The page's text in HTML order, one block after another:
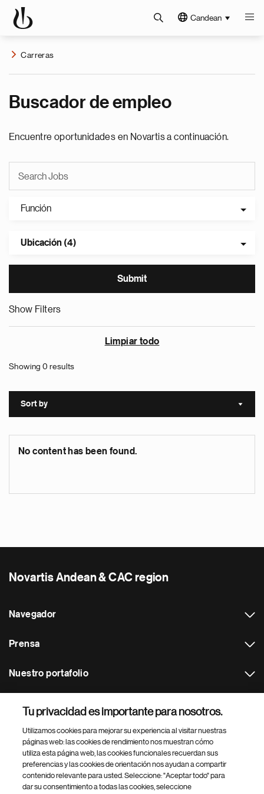
Candean
Carreras
Buscador de empleo
Encuentre oportunidades en Novartis a continuación.
Función
Ubicación (4)
Show Filters
Limpiar todo
Showing 0 results
Sort by Sort
No content has been found.
Novartis Andean & CAC region
Navegador
Prensa
Nuestro portafolio
Footer Site Search
Tu privacidad es importante para nosotros.
Utilizamos cookies para mejorar su experiencia al visitar nuestras
páginas web: las cookies de rendimiento nos muestran cómo
utiliza esta página web, las cookies funcionales recuerdan sus
preferencias y las cookies de orientación nos ayudan a compartir
contenido relevante para usted. Seleccione: "Aceptar todo" para
dar su consentimiento a todas las cookies, seleccione